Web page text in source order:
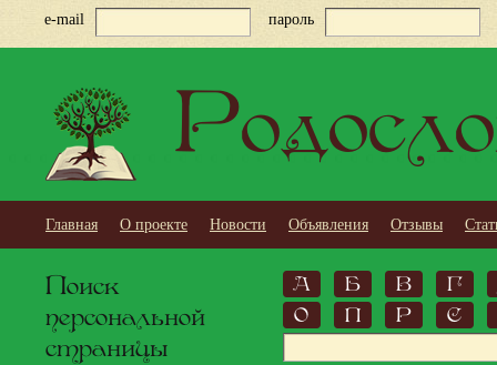
e-mail пароль
Главная О проекте Новости Объявления Отзывы
Поиск
персональной
страницы
А Б В
Г
О
П Р С